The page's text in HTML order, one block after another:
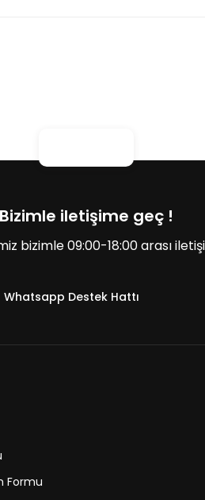
Gönder
Bizimle iletişime geç !
bizimle 09:00-18:00 arası
Whatsapp Destek Hattı
Formu